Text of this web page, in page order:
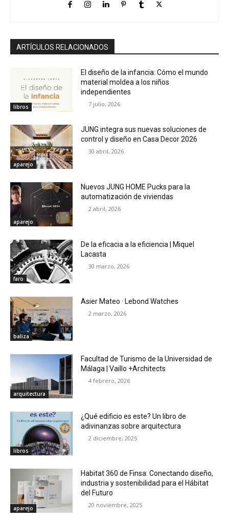
ARTÍCULOS RELACIONADOS
libros
El diseño de la infancia: Cómo el mundo
material moldea a los niños
independientes
7 julio, 2026
aparejo
JUNG integra sus nuevas soluciones de
control y diseño en Casa Decor 2026
30 abril, 2026
aparejo
Nuevos JUNG HOME Pucks para la
automatización de viviendas
2 abril, 2026
faro
De la eficacia a la eficiencia | Miquel
Lacasta
30 marzo, 2026
baliza
Asier Mateo · Lebond Watches
2 marzo, 2026
arquitectura
Facultad de Turismo de la Universidad de
Málaga | Vaillo +Architects
4 febrero, 2026
libros
¿Qué edificio es este? Un libro de
adivinanzas sobre arquitectura
2 diciembre, 2025
aparejo
Habitat 360 de Finsa: Conectando diseño,
industria y sostenibilidad para el Hábitat
del Futuro
20 noviembre, 2025